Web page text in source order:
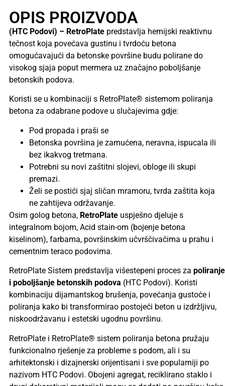
OPIS PROIZVODA
(HTC Podovi) – RetroPlatepredstavlja hemijski reaktivnu
tečnost koja povećava gustinu i tvrdoću betona
omogućavajući da betonske površine budu polirane do
visokog sjaja poput mermera uz značajno poboljšanje
betonskih podova.
Koristi se u kombinaciji s RetroPlate® sistemom poliranja
betona za odabrane podove u slučajevima gdje:
Pod propada i praši se
Betonska površina je zamućena, neravna, ispucala ili
bez ikakvog tretmana.
Potrebni su novi zaštitni slojevi, obloge ili skupi
premazi.
Želi se postići sjaj sličan mramoru, tvrda zaštita koja
ne zahtijeva održavanje.
Osim golog betona, RetroPlateuspješno djeluje s
integralnom bojom, Acid stain-om (bojenje betona
kiselinom), farbama, površinskim učvrščivačima u prahu i
cementnim teraco podovima.
RetroPlate Sistem predstavlja višestepeni proces za poliranje
i poboljšanje betonskih podova (HTC Podovi). Koristi
kombinaciju dijamantskog brušenja, povećanja gustoće i
poliranja kako bi transformirao postojeći beton u izdržljivu,
niskoodržavanu i estetski ugodnu površinu.
RetroPlate i RetroPlate® sistem poliranja betona pružaju
funkcionalno rješenje za probleme s podom, ali i su
arhitektonski i dizajnerski orijentisani i sve popularniji po
nazivom HTC Podovi. Obojeni agregat, reciklirano staklo i